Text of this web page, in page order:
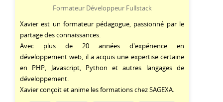
Formateur Développeur Fullstack
Xavier est un formateur pédagogue, passionné par le
partage des connaissances.
Avec plus de 20 années d'expérience en
développement web, il a acquis une expertise certaine
en PHP, Javascript, Python et autres langages de
développement.
Xavier conçoit et anime les formations chez SAGEXA.